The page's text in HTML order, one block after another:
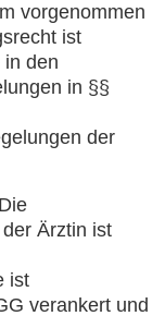
vorgenommen
ist
den
in §§
der
Die
Ärztin ist
ist
verankert und